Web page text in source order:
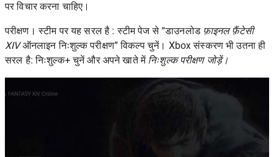
पर विचार करना चाहिए।
परीक्षण। स्टीमपर यह सरल है : स्टीम पेज से “डाउनलोड फ़ाइनल फ़ैंटेसी
XIVऑनलाइन निःशुल्क परीक्षण” विकल्प चुनें। Xbox संस्करण भी उतना ही
सरल है: निःशुल्क+ चुनें और अपने खाते में निःशुल्क परीक्षण जोड़ें।